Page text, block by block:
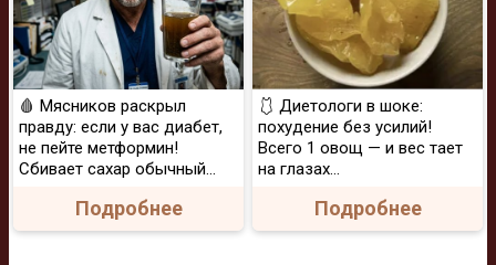
🩸 Мясников раскрыл
правду: если у вас диабет,
не пейте метформин!
Сбивает сахар обычный...
Подробнее
🩱 Диетологи в шоке:
похудение без усилий!
Всего 1 овощ — и вес тает
на глазах…
Подробнее